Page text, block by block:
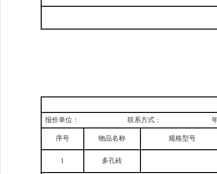
报价单位： 联系方式：
序号 物品名称 规格型号
1 多孔砖